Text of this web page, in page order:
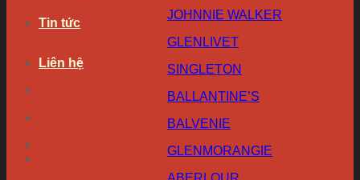
Tin tức
Liên hệ
JOHNNIE WALKER
GLENLIVET
SINGLETON
BALLANTINE’S
BALVENIE
GLENMORANGIE